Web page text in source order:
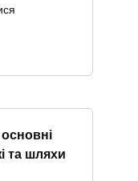
та шляхи